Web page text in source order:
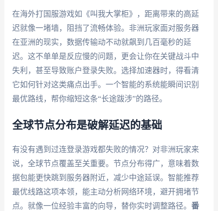
在海外打国服游戏如《叫我大掌柜》，距离带来的高延
迟就像一堵墙，阻挡了流畅体验。非洲玩家面对服务器
在亚洲的现实，数据传输动不动就飙到几百毫秒的延
迟。这不单单是反应慢的问题，更会让你在关键战斗中
失利，甚至导致账户登录失败。选择加速器时，得看清
它如何针对这类痛点出手。一个智能的系统能瞬间识别
最优路线，帮你缩短这条“长途跋涉”的路径。
全球节点分布是破解延迟的基础
有没有遇到过连登录游戏都失败的情况？对非洲玩家来
说，全球节点覆盖至关重要。节点分布得广，意味着数
据包能更快跳到服务器附近，减少中途延误。智能推荐
最优线路这项本领，能主动分析网络环境，避开拥堵节
点。就像一位经验丰富的向导，替你实时调整路径。 番